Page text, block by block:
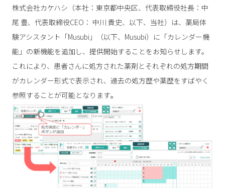
お役立ち情報
イベント
株式会社カケハシ（本社：東京都中央区、代表取締役社長：中
尾 豊、代表取締役CEO： 中川 貴史、以下、当社）は、薬局体
験アシスタント「Musubi」（以下、Musubi）に「カレンダー機
能」の新機能を追加し、提供開始することをお知らせします。
これにより、患者さんに処方された薬剤とそれぞれの処方期間
がカレンダー形式で表示され、過去の処方歴や薬歴をすばやく
参照することが可能となります。